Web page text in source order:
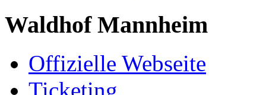
Waldhof Mannheim
Offizielle Webseite
Ticketing